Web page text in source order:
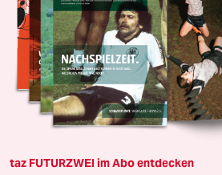
taz FUTURZWEI im Abo entdecken